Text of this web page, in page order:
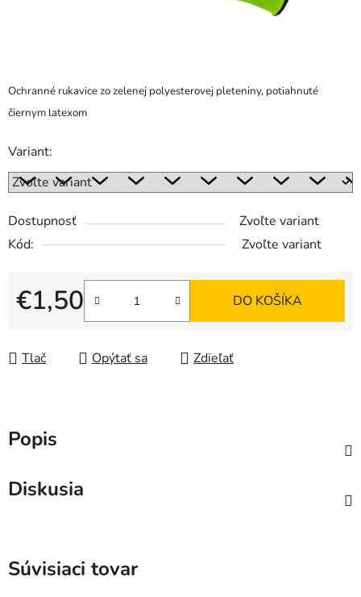
Ochranné rukavice zo zelenej polyesterovej pleteniny, potiahnuté
čiernym latexom
Variant:
Dostupnosť
Zvoľte variant
Kód:
Zvoľte variant
€1,50
Jednotková cena:
DO KOŠÍKA
Tlač Opýtať sa Zdieľať
Popis
Diskusia
Súvisiaci tovar